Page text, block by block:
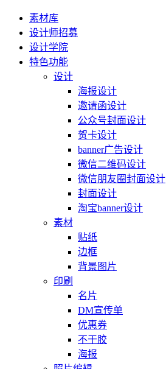
素材库
设计师招募
设计学院
特色功能
设计
海报设计
邀请函设计
公众号封面设计
贺卡设计
banner广告设计
微信二维码设计
微信朋友圈封面设计
封面设计
淘宝banner设计
素材
贴纸
边框
背景图片
印刷
名片
DM宣传单
优惠券
不干胶
海报